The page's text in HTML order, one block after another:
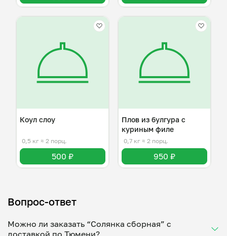
Коул слоу
0,5 кг ≈ 2 порц.
500 ₽
Плов из булгура с
куриным филе
0,7 кг ≈ 2 порц.
950 ₽
Вопрос-ответ
Можно ли заказать “Солянка сборная” с
доставкой по Тюмени?